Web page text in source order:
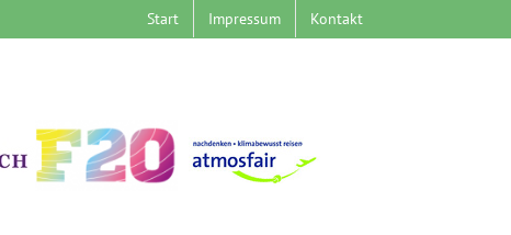
Start Impressum Kontakt